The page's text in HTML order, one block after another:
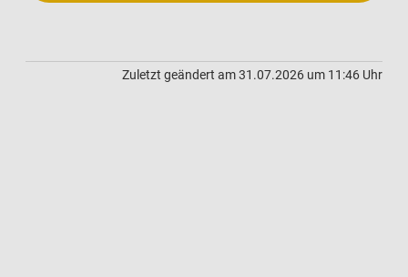
Zuletzt geändert am 31.07.2026 um 11:46 Uhr